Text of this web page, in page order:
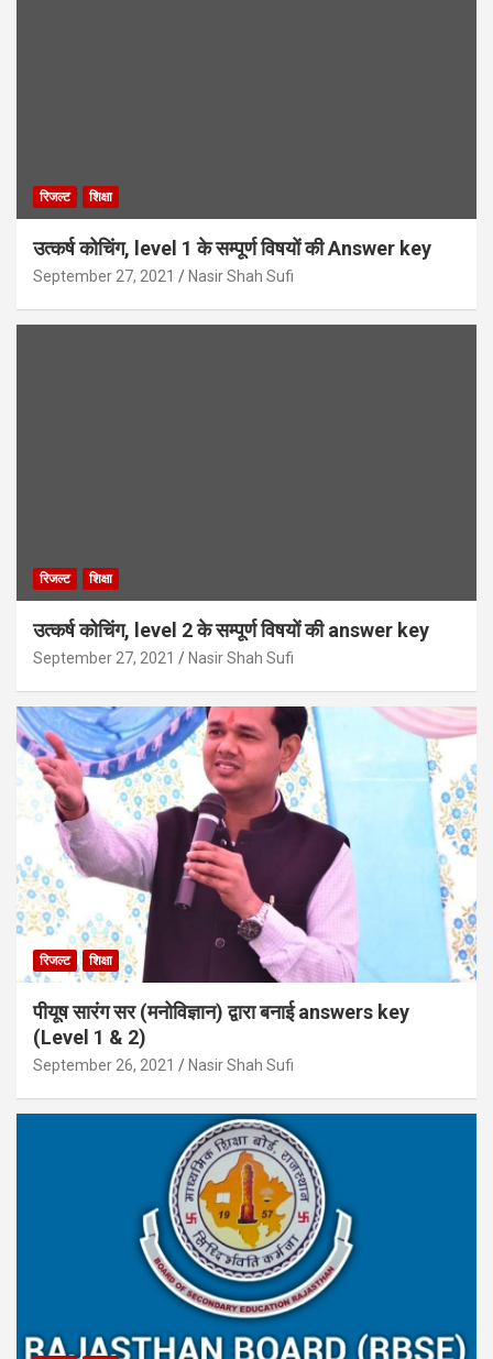
रिजल्ट शिक्षा
उत्कर्ष कोचिंग, level 1 के सम्पूर्ण विषयों की Answer key
September 27, 2021 Nasir Shah Sufi
रिजल्ट शिक्षा
उत्कर्ष कोचिंग, level 2 के सम्पूर्ण विषयों की answer key
September 27, 2021 Nasir Shah Sufi
रिजल्ट शिक्षा
पीयूष सारंग सर (मनोविज्ञान) द्वारा बनाई answers key
(Level 1 & 2)
September 26, 2021 Nasir Shah Sufi